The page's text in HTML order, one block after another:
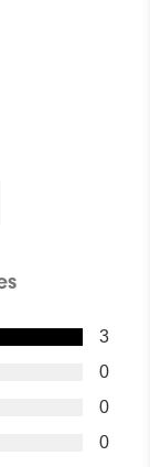
3
0
0
0